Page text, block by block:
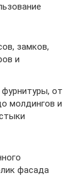
замков,
и
от
молдингов и
фасада